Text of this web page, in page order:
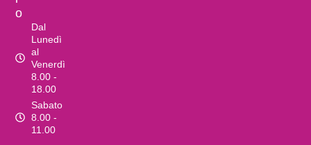
o
Dal
Lunedì
al
Venerdì
8.00 -
18.00
Sabato
8.00 -
11.00